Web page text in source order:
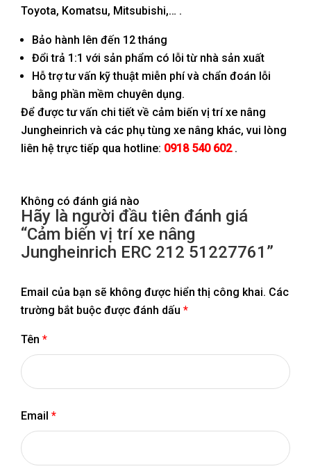
Toyota, Komatsu, Mitsubishi,… .
Bảo hành lên đến 12 tháng
Đổi trả 1:1 với sản phẩm có lỗi từ nhà sản xuất
Hỗ trợ tư vấn kỹ thuật miễn phí và chẩn đoán lỗi
bằng phần mềm chuyên dụng.
Để được tư vấn chi tiết về cảm biến vị trí xe nâng
Jungheinrich và các phụ tùng xe nâng khác, vui lòng
liên hệ trực tiếp qua hotline: 0918 540 602.
Không có đánh giá nào
Hãy là người đầu tiên đánh giá
“Cảm biến vị trí xe nâng
Jungheinrich ERC 212 51227761”
Email của bạn sẽ không được hiển thị công khai. Các
trường bắt buộc được đánh dấu *
Tên *
Email *